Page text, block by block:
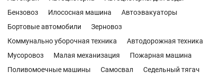
Бензовоз
Илососная машина
Автоэвакуаторы
Бортовые автомобили
Зерновоз
Коммунально уборочная техника
Автодорожная техника
Мусоровоз
Малая механизация
Пожарная машина
Поливомоечные машины
Самосвал
Седельный тягач